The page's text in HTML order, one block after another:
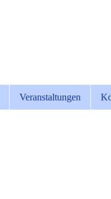
Veranstaltungen